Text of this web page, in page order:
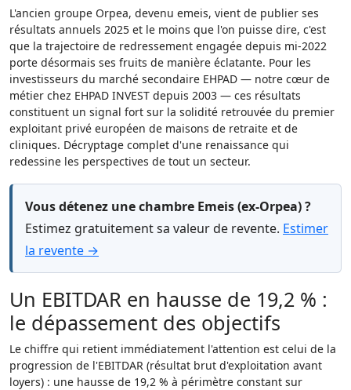
L'ancien groupe Orpea, devenu emeis, vient de publier ses
résultats annuels 2025 et le moins que l'on puisse dire, c'est
que la trajectoire de redressement engagée depuis mi-2022
porte désormais ses fruits de manière éclatante. Pour les
investisseurs du marché secondaire EHPAD — notre cœur de
métier chez EHPAD INVEST depuis 2003 — ces résultats
constituent un signal fort sur la solidité retrouvée du premier
exploitant privé européen de maisons de retraite et de
cliniques. Décryptage complet d'une renaissance qui
redessine les perspectives de tout un secteur.
Vous détenez une chambre Emeis (ex-Orpea) ?
Estimez gratuitement sa valeur de revente. Estimer
la revente →
Un EBITDAR en hausse de 19,2 % :
le dépassement des objectifs
Le chiffre qui retient immédiatement l'attention est celui de la
progression de l'EBITDAR (résultat brut d'exploitation avant
loyers) : une hausse de 19,2 % à périmètre constant sur